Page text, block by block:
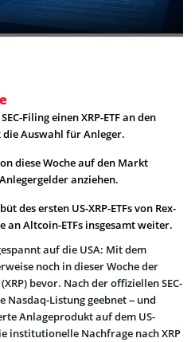
Filing einen XRP-ETF an den
Auswahl für Anleger.
diese Woche auf den Markt
anziehen.
des ersten US-XRP-ETFs von Rex-
an Altcoin-ETFs insgesamt weiter.
auf die USA: Mit dem
noch in dieser Woche der
bevor. Nach der offiziellen SEC-
Nasdaq-Listung geebnet – und
Anlageprodukt auf dem US-
institutionelle Nachfrage nach XRP